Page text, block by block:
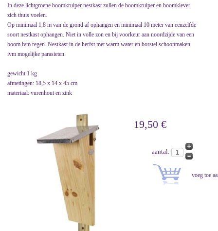
In deze lichtgroene boomkruiper nestkast zullen de boomkruiper en boomklever
zich thuis voelen.
Op minimaal 1,8 m van de grond af ophangen en minimaal 10 meter van eenzelfde
soort nestkast ophangen. Niet in volle zon en bij voorkeur aan noordzijde van een
boom ivm regen. Nestkast in de herfst met warm water en borstel schoonmaken
ivm mogelijke parasieten.
gewicht 1 kg
afmetingen: 18,5 x 14 x 45 cm
materiaal: vurenhout en zink
19,50 €
aantal: